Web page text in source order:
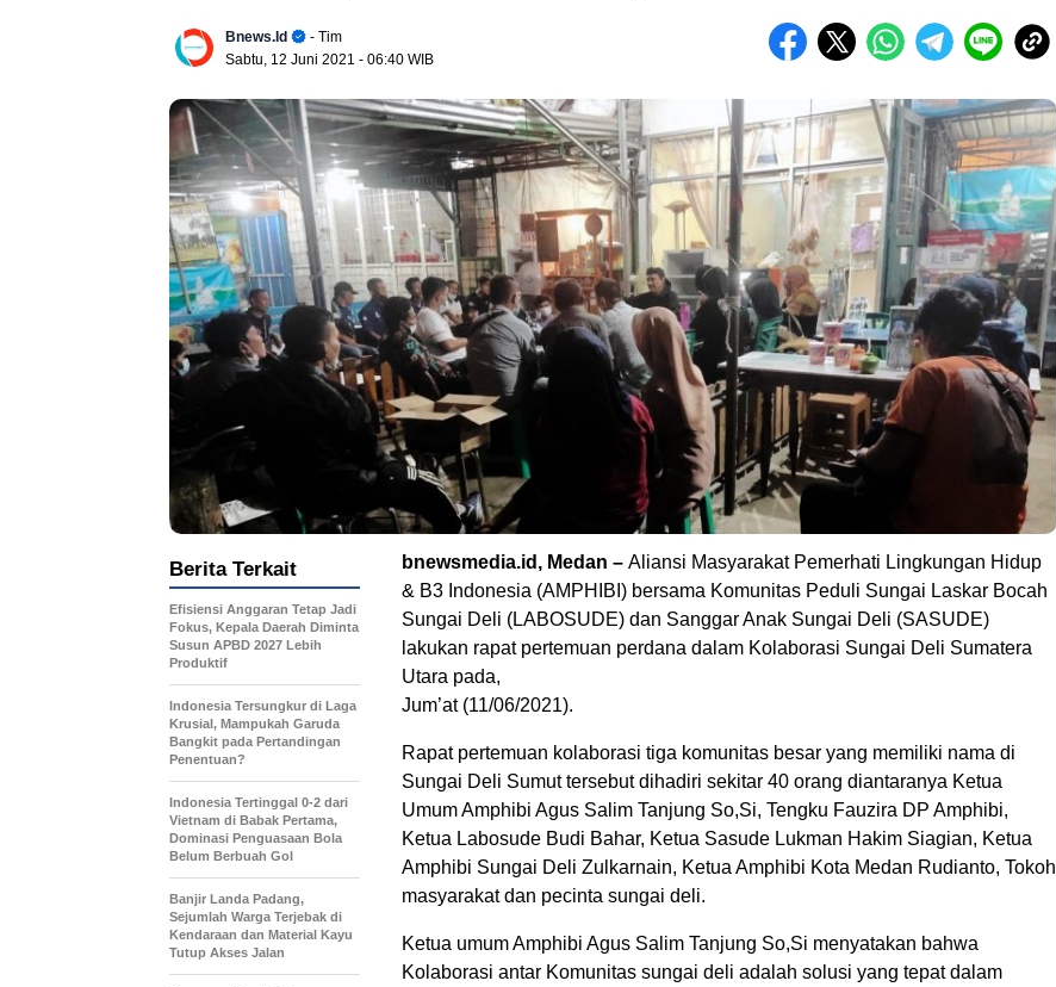
Bnews.id
- Tim
Sabtu, 12 Juni 2021 - 06:40 WIB
bnewsmedia.id, Medan – Aliansi Masyarakat Pemerhati Lingkungan Hidup
& B3 Indonesia (AMPHIBI) bersama Komunitas Peduli Sungai Laskar Bocah
Sungai Deli (LABOSUDE) dan Sanggar Anak Sungai Deli (SASUDE)
lakukan rapat pertemuan perdana dalam Kolaborasi Sungai Deli Sumatera
Utara pada,
Jum’at (11/06/2021).
Rapat pertemuan kolaborasi tiga komunitas besar yang memiliki nama di
Sungai Deli Sumut tersebut dihadiri sekitar 40 orang diantaranya Ketua
Umum Amphibi Agus Salim Tanjung So,Si, Tengku Fauzira DP Amphibi,
Ketua Labosude Budi Bahar, Ketua Sasude Lukman Hakim Siagian, Ketua
Amphibi Sungai Deli Zulkarnain, Ketua Amphibi Kota Medan Rudianto, Tokoh
masyarakat dan pecinta sungai deli.
Ketua umum Amphibi Agus Salim Tanjung So,Si menyatakan bahwa
Kolaborasi antar Komunitas sungai deli adalah solusi yang tepat dalam
Berita Terkait
Efisiensi Anggaran Tetap Jadi
Fokus, Kepala Daerah Diminta
Susun APBD 2027 Lebih
Produktif
Indonesia Tersungkur di Laga
Krusial, Mampukah Garuda
Bangkit pada Pertandingan
Penentuan?
Indonesia Tertinggal 0-2 dari
Vietnam di Babak Pertama,
Dominasi Penguasaan Bola
Belum Berbuah Gol
Banjir Landa Padang,
Sejumlah Warga Terjebak di
Kendaraan dan Material Kayu
Tutup Akses Jalan